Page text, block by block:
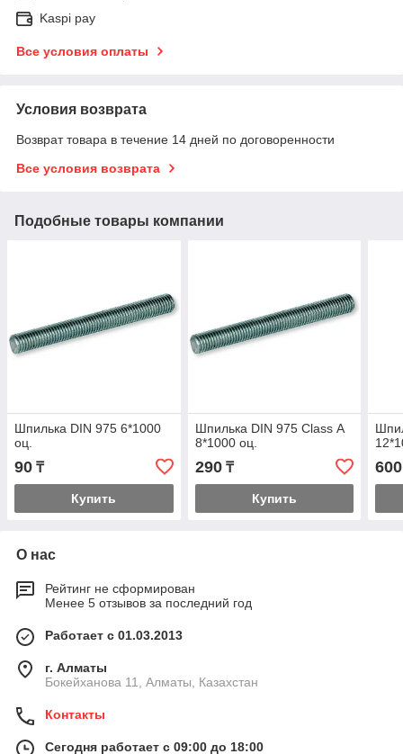
Kaspi pay
Все условия оплаты
Условия возврата
Возврат товара в течение 14 дней по договоренности
Все условия возврата
Подобные товары компании
Шпилька DIN 975 6*1000
оц.
90 ₸
Купить
Шпилька DIN 975 Class А
8*1000 оц.
290₸
Купить
600
О нас
Рейтинг не сформирован
Менее 5 отзывов за последний год
Работает с 01.03.2013
г. Алматы
Бокейханова 11, Алматы, Казахстан
Контакты
Сегодня работает с 09:00 до 18:00